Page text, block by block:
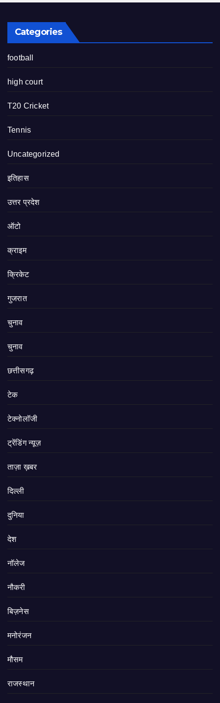
Categories
football
high court
T20 Cricket
Tennis
Uncategorized
इतिहास
उत्तर प्रदेश
ऑटो
क्राइम
क्रिकेट
गुजरात
चुनाव
चुनाव
छत्तीसगढ़
टेक
टेक्नोलॉजी
ट्रेंडिंग न्यूज़
ताज़ा ख़बर
दिल्ली
दुनिया
देश
नॉलेज
नौकरी
बिज़नेस
मनोरंजन
मौसम
राजस्थान